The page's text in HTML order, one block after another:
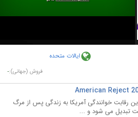
ایالات متحده
فروش (جهانی):-
رقابت خوانندگی آمریکا به زندگی پس از مرگ
تبدیل می شود و ...